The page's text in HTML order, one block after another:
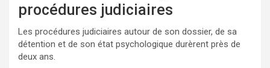
procédures judiciaires
Les procédures judiciaires autour de son dossier, de sa
détention et de son état psychologique durèrent près de
deux ans.